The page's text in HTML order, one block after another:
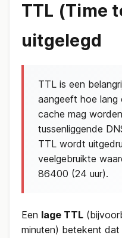
TTL (Time
uitgelegd
TTL is een
aangeeft hoe lang
cache mag
tussenliggende
TTL wordt
veelgebruikte
86400 (24 uur).
Een lage TTL
minuten) betekent dat